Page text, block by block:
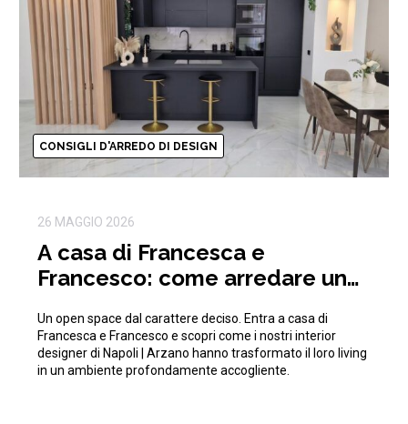
CONSIGLI D'ARREDO DI DESIGN
26 MAGGIO 2026
A casa di Francesca e
Francesco: come arredare un
tendenza
Un open space dal carattere deciso. Entra a casa di
Francesca e Francesco e scopri come i nostri interior
designer di Napoli | Arzano hanno trasformato il loro living
in un ambiente profondamente accogliente.